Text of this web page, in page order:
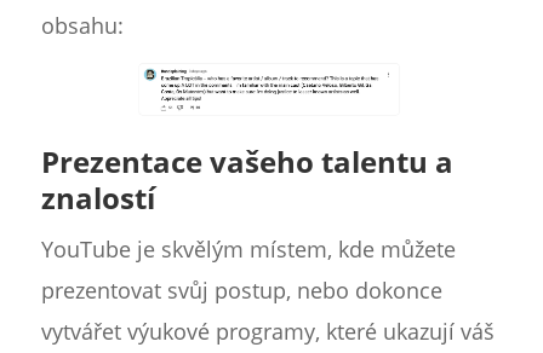
obsahu:
Prezentace vašeho talentu a
znalostí
YouTube je skvělým místem, kde můžete
prezentovat svůj postup, nebo dokonce
vytvářet výukové programy, které ukazují váš